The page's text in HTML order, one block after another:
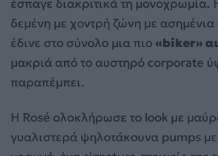
έσπαγε διακριτικά τη μονοχρωμία.
δεμένη με χοντρή ζώνη με
έδινε στο σύνολο μια πιο«biker»
μακριά από το αυστηρό corporate
παραπέμπει.
Η Rosé ολοκλήρωσε το look με
γυαλιστερά ψηλοτάκουνα pumps